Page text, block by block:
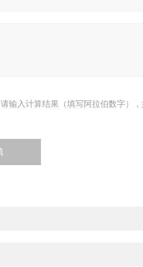
请输入计算结果（填写阿拉伯数字）